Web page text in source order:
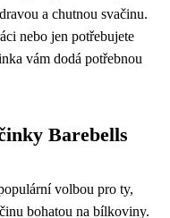
a chutnou svačinu.
nebo jen potřebujete
vám dodá potřebnou
Barebells
volbou pro ty,
bohatou na bílkoviny.